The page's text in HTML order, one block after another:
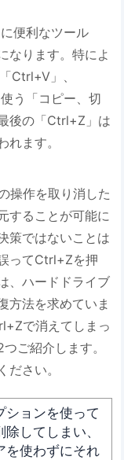
便利なツール
なります。特によ
Ctrl+V」、
う「コピー、切
後の「Ctrl+Z」は
れます。
操作を取り消した
することが可能に
策ではないことは
ってCtrl+Zを押
、ハードドライブ
方法を求めていま
で消えてしまっ
ご紹介します。
さい。
ションを使って
してしまい、
を使わずにそれ